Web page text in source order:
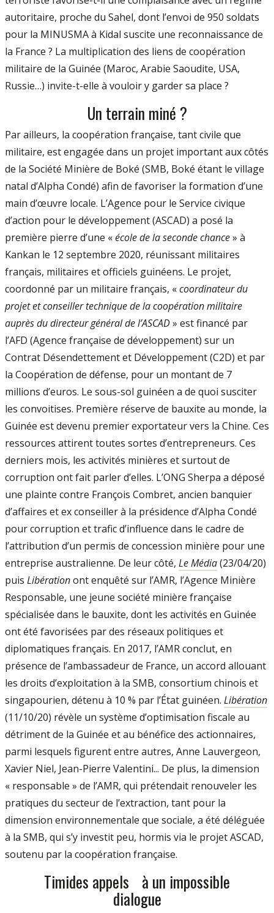
autoritaire, proche du Sahel, dont l’envoi de 950 soldats
pour la MINUSMA à Kidal suscite une reconnaissance de
la France ? La multiplication des liens de coopération
militaire de la Guinée (Maroc, Arabie Saoudite, USA,
Russie…) invite-t-elle à vouloir y garder sa place ?
Un terrain miné ?
Par ailleurs, la coopération française, tant civile que
militaire, est engagée dans un projet important aux côtés
de la Société Minière de Boké (SMB, Boké étant le village
natal d’Alpha Condé) afin de favoriser la formation d’une
main d’œuvre locale. L’Agence pour le Service civique
d’action pour le développement (ASCAD) a posé la
première pierre d’une «école de la seconde chance» à
Kankan le 12 septembre 2020, réunissant militaires
français, militaires et officiels guinéens. Le projet,
coordonné par un militaire français, «coordinateur du
projet et conseiller technique de la coopération militaire
auprès du directeur général de l’ASCAD» est financé par
l’AFD (Agence française de développement) sur un
Contrat Désendettement et Développement (C2D) et par
la Coopération de défense, pour un montant de 7
millions d’euros. Le sous-sol guinéen a de quoi susciter
les convoitises. Première réserve de bauxite au monde, la
Guinée est devenu premier exportateur vers la Chine. Ces
ressources attirent toutes sortes d’entrepreneurs. Ces
derniers mois, les activités minières et surtout de
corruption ont fait parler d’elles. L’ONG Sherpa a déposé
une plainte contre François Combret, ancien banquier
d’affaires et ex conseiller à la présidence d’Alpha Condé
pour corruption et trafic d’influence dans le cadre de
l’attribution d’un permis de concession minière pour une
entreprise australienne. De leur côté, Le Média(23/04/20)
puis Libérationont enquêté sur l’AMR, l’Agence Minière
Responsable, une jeune société minière française
spécialisée dans le bauxite, dont les activités en Guinée
ont été favorisées par des réseaux politiques et
diplomatiques français. En 2017, l’AMR conclut, en
présence de l’ambassadeur de France, un accord allouant
les droits d’exploitation à la SMB, consortium chinois et
singapourien, détenu à 10 % par l’État guinéen. Libération
(11/10/20) révèle un système d’optimisation fiscale au
détriment de la Guinée et au bénéfice des actionnaires,
parmi lesquels figurent entre autres, Anne Lauvergeon,
Xavier Niel, Jean-Pierre Valentini... De plus, la dimension
« responsable » de l’AMR, qui prétendait renouveler les
pratiques du secteur de l’extraction, tant pour la
dimension environnementale que sociale, a été déléguée
à la SMB, qui s’y investit peu, hormis via le projet ASCAD,
soutenu par la coopération française.
Timides appels à un impossible
dialogue